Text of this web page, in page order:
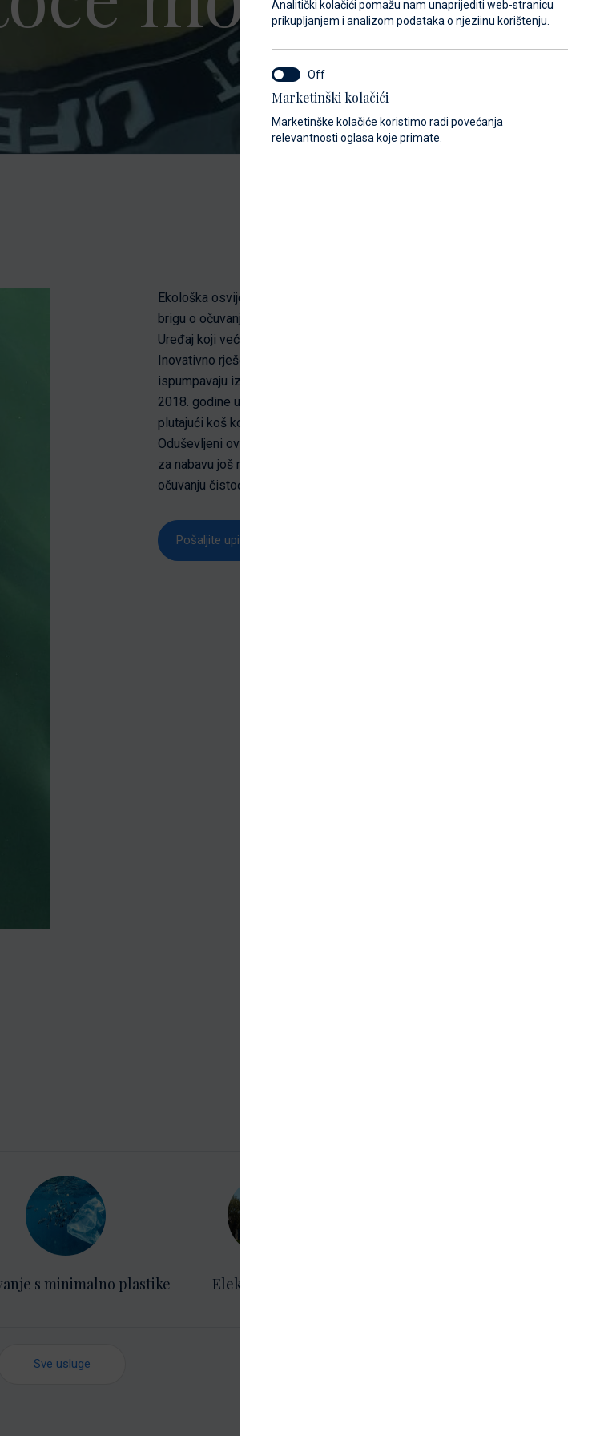
Ekološka osviještenost naše moderne marine može se uočiti kroz
brigu o očuvanju čistoće tla ali i kroz brigu o čistoći Jadranskog mora.
Uređaj koji već godinama nudimo svojim gostima je SEAVAC.
Inovativno rješenje pomoću kojega se otpadne vode direktno
ispumpavaju iz brodova kako bi se onemogućilo zagađenje mora.
2018. godine uložili smo u još jedan zanimljiv uređaj, u prvi Seabin -
plutajući koš koji prikuplja otpad iz mora te sprječava onečišćenje.
Oduševljeni ovom inovacijom odlučili smo izdvojiti dodatna sredstva
za nabavu još nekoliko Seabin uređaja kako bi se dodatno doprinijelo
očuvanju čistoće mora.
Pošaljite upit
s minimalno plastike Električna vozila
Sve usluge
Analitički kolačići pomažu nam unaprijediti web-stranicu
prikupljanjem i analizom podataka o njeziinu korištenju.
Marketinški kolačići
Marketinške kolačiće koristimo radi povećanja
relevantnosti oglasa koje primate.